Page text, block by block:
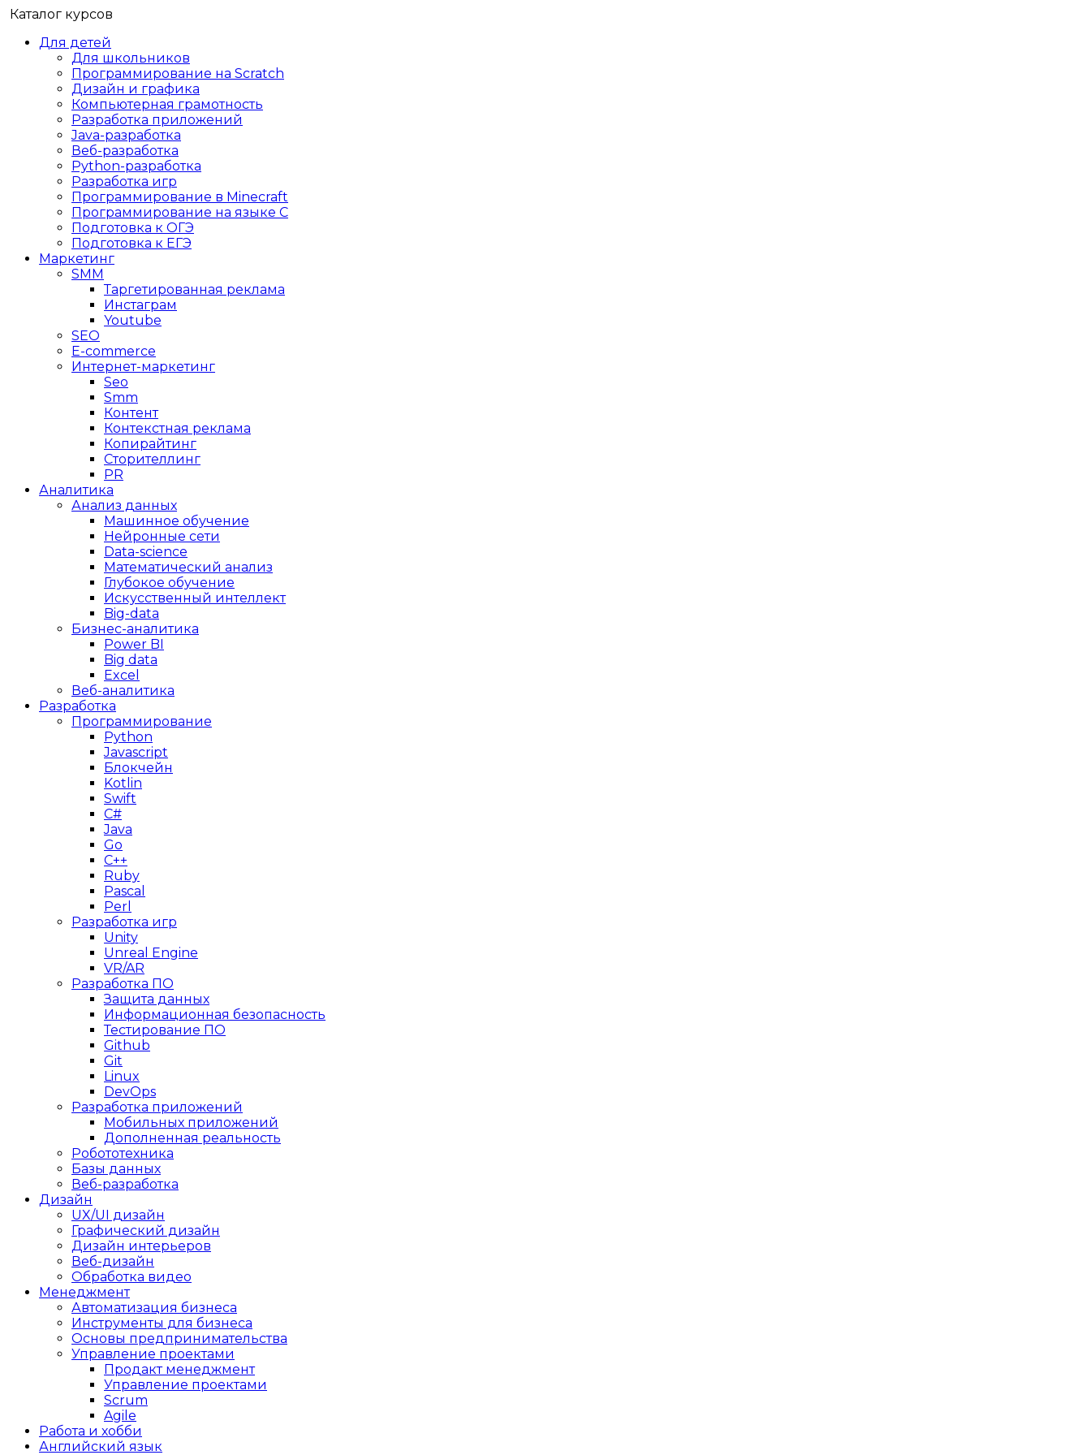
Каталог курсов
Для детей
Для школьников
Программирование на Scratch
Дизайн и графика
Компьютерная грамотность
Разработка приложений
Java-разработка
Веб-разработка
Python-разработка
Разработка игр
Программирование в Minecraft
Программирование на языке C
Подготовка к ОГЭ
Подготовка к ЕГЭ
Маркетинг
SMM
Таргетированная реклама
Инстаграм
Youtube
SEO
E-сommerce
Интернет-маркетинг
Seo
Smm
Контент
Контекстная реклама
Копирайтинг
Сторителлинг
PR
Аналитика
Анализ данных
Машинное обучение
Нейронные сети
Data-science
Математический анализ
Глубокое обучение
Искусственный интеллект
Big-data
Бизнес-аналитика
Power BI
Big data
Excel
Веб-аналитика
Разработка
Программирование
Python
Javascript
Блокчейн
Kotlin
Swift
C#
Java
Go
C++
Ruby
Pascal
Perl
Разработка игр
Unity
Unreal Engine
VR/AR
Разработка ПО
Защита данных
Информационная безопасность
Тестирование ПО
Github
Git
Linux
DevOps
Разработка приложений
Мобильных приложений
Дополненная реальность
Робототехника
Базы данных
Веб-разработка
Дизайн
UX/UI дизайн
Графический дизайн
Дизайн интерьеров
Веб-дизайн
Обработка видео
Менеджмент
Автоматизация бизнеса
Инструменты для бизнеса
Основы предпринимательства
Управление проектами
Продакт менеджмент
Управление проектами
Scrum
Agile
Работа и хобби
Английский язык